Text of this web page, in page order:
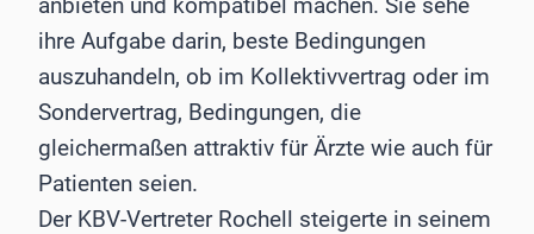
ihre Aufgabe darin, beste Bedingungen
auszuhandeln, ob im Kollektivvertrag oder im
Sondervertrag, Bedingungen, die
gleichermaßen attraktiv für Ärzte wie auch für
Patienten seien.
Der KBV-Vertreter Rochell steigerte in seinem